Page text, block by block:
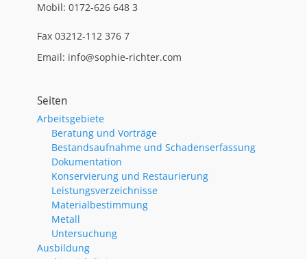
Mobil: 0172-626 648 3
Fax 03212-112 376 7
Email: info@sophie-richter.com
Seiten
Arbeitsgebiete
Beratung und Vorträge
Bestandsaufnahme und Schadenserfassung
Dokumentation
Konservierung und Restaurierung
Leistungsverzeichnisse
Materialbestimmung
Metall
Untersuchung
Ausbildung